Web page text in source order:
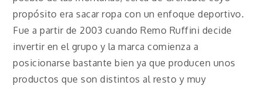
propósito era sacar ropa con un enfoque deportivo.
Fue a partir de 2003 cuando Remo Ruffini decide
invertir en el grupo y la marca comienza a
posicionarse bastante bien ya que producen unos
productos que son distintos al resto y muy